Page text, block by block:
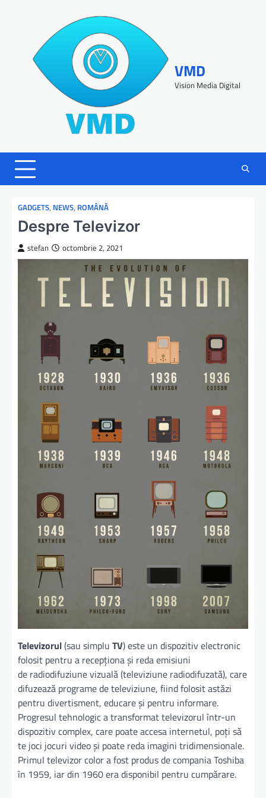
VMD
Vision Media Digital
GADGETS, NEWS, ROMÂNĂ
Despre Televizor
stefan octombrie 2, 2021
Televizorul(sau simplu TV) este un dispozitiv electronic
folosit pentru a recepționa și reda emisiuni
de radiodifuziune vizuală (televiziune radiodifuzată), care
difuzează programe de televiziune, fiind folosit astăzi
pentru divertisment, educare și pentru informare.
Progresul tehnologic a transformat televizorul într-un
dispozitiv complex, care poate accesa internetul, poți să
te joci jocuri video și poate reda imagini tridimensionale.
Primul televizor color a fost produs de compania Toshiba
în 1959, iar din 1960 era disponibil pentru cumpărare.